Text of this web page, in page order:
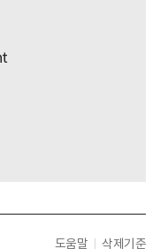
도움말 삭제기준